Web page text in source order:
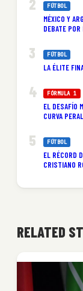
FÚTBOL
MÉXICO Y
DEBATE
FÚTBOL
LA ÉLITE
FÓRMULA 1
EL DESAFÍO
CURVA
FÚTBOL
EL RÉCORD
CRISTIANO
RELATED